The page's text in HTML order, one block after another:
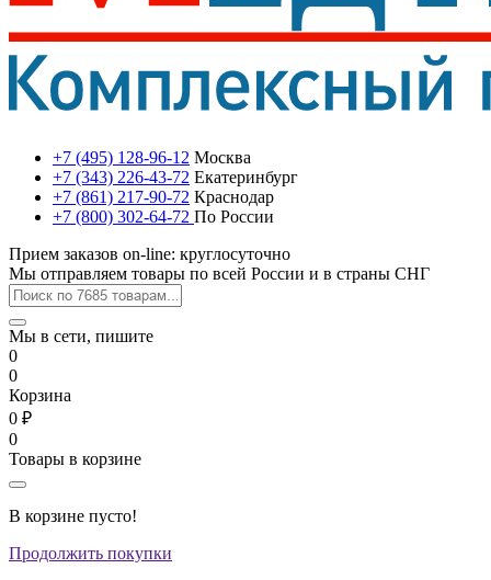
+7 (495) 128-96-12 Москва
+7 (343) 226-43-72 Екатеринбург
+7 (861) 217-90-72 Краснодар
+7 (800) 302-64-72 По России
Прием заказов on-line: круглосуточно
Мы отправляем товары по всей России и в страны СНГ
Мы в сети, пишите
0
0
Корзина
0 ₽
0
Товары в корзине
В корзине пусто!
Продолжить покупки